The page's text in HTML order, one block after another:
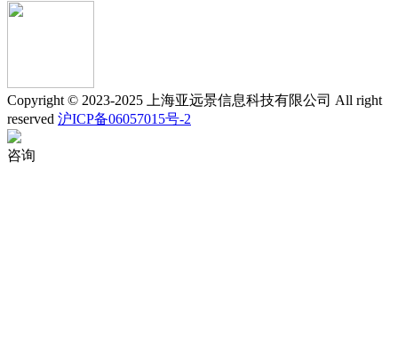
Copyright © 2023-2025 上海亚远景信息科技有限公司 All right
reserved 沪ICP备06057015号-2
咨询